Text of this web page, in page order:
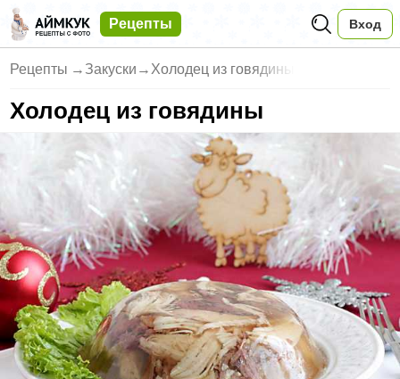
Рецепты Вход
Рецепты → Закуски → Холодец из говядины
Холодец из говядины